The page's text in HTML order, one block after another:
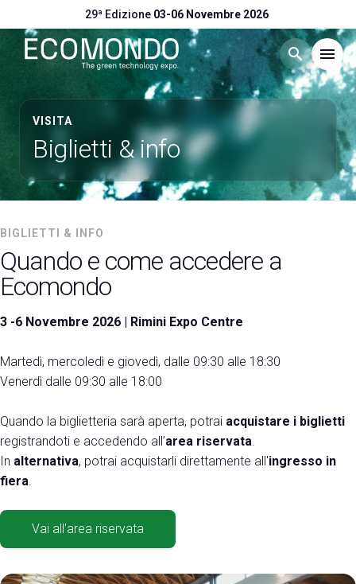
29ª Edizione 03-06 Novembre 2026
search menu
Menù arrow_right
Visitare arrow_right
Eventi
Catalogo Espositori
Media
Treno, aereo o auto? Scopri tutti i modi per
raggiungere la Fiera di Rimini
SCOPRI COME ARRIVARE
CLICCA QUI arrow_circle_right
VISITA
Biglietti & info
BIGLIETTI & INFO
Quando e come accedere a
Ecomondo
3 -6 Novembre 2026 | Rimini Expo Centre
Martedì, mercoledì e giovedì, dalle 09:30 alle 18:30
Venerdì dalle 09:30 alle 18:00
Quando la biglietteria sarà aperta, potrai acquistare i biglietti
registrandoti e accedendo all’area riservata.
In alternativa, potrai acquistarli direttamente all'ingresso in
fiera.
Vai all'area riservata